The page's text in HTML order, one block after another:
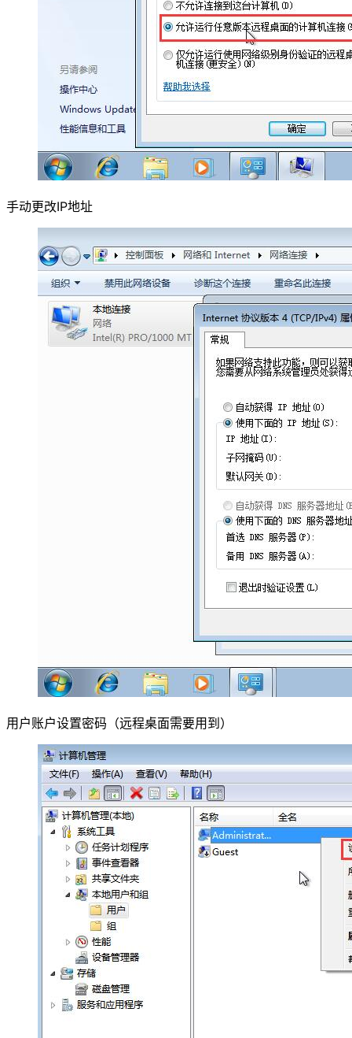
手动更改IP地址
用户账户设置密码（远程桌面需要用到）